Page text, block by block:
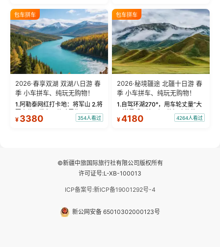
绝美瞬间。 赛湖坦克300跟车视
频：专业摄影师...
瓦人最大村落——禾木村，欣赏
晨雾与小木...
包车拼车
2026·春享双湖 双湖八日游 春
季 小车拼车、纯玩无购物！
1.阿勒泰网红打卡地：将军山 2.将
军山落日缆车，体验雪都风光 3.
将军山，夕阳派对，蹦迪party 4.
¥ 3380 354人看过
包车拼车
2026·秘境疆途 北疆十日游 春
季 小车拼车、纯玩无购物！
1.自驾环湖270°，用车轮丈量“大
西洋最后一滴眼泪”的极致蔚蓝，
让雪山、花海与深邃湖水在转弯
¥4180 4264人看过
©新疆中旅国际旅行社有限公司版权所有
许可证号:L-XB-100013
ICP备案号:新ICP备19001292号-4
新公网安备 65010302000123号